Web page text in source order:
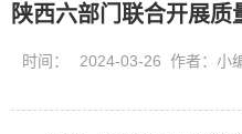
陕西六部门联合开展
时间： 2024-03-26 作者：小